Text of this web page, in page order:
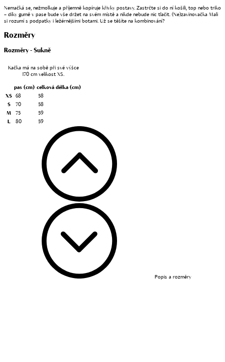
Nemačká se, nežmolkuje a příjemně kopíruje křivky postavy. Zastrčte si do ní košili, top nebo triko
– díky gumě v pase bude vše držet na svém místě a nikde nebude nic tlačit. (Ne)zavinovačka Mali
si rozumí s podpatky i ležérnějšími botami. Už se těšíte na kombinování?
Rozměry
Rozměry - Sukně
pas (cm) celková délka (cm)
XS 68
58
S
70
58
M
75
59
L
80 59
Kačka má na sobě při své výšce
170 cm velikost XS.
Popis a rozměry